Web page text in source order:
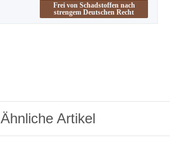
Frei von Schadstoffen nach
strengem Deutschen Recht
Ähnliche Artikel